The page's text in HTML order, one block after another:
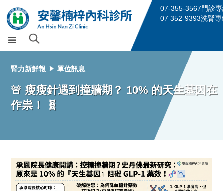
07-355-3567門診
07 352-9393洗腎專
腎力新鮮報 單位訊息
🚨 瘦瘦針遇到撞牆期？ 10% 的天生基因在
作祟！ 🧬